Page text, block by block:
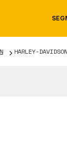
HARLEY-